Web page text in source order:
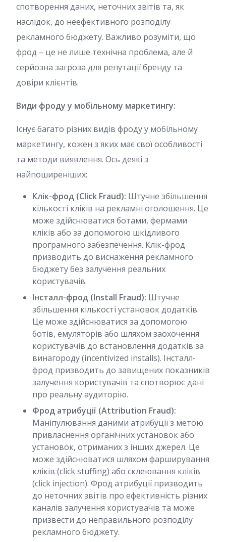
спотворення даних, неточних звітів та, як
наслідок, до неефективного розподілу
рекламного бюджету. Важливо розуміти, що
фрод – це не лише технічна проблема, але й
серйозна загроза для репутації бренду та
довіри клієнтів.
Види фроду у мобільному маркетингу:
Існує багато різних видів фроду у мобільному
маркетингу, кожен з яких має свої особливості
та методи виявлення. Ось деякі з
найпоширеніших:
Клік-фрод (Click Fraud): Штучне збільшення
кількості кліків на рекламні оголошення. Це
може здійснюватися ботами, фермами
кліків або за допомогою шкідливого
програмного забезпечення. Клік-фрод
призводить до виснаження рекламного
бюджету без залучення реальних
користувачів.
Інсталл-фрод (Install Fraud): Штучне
збільшення кількості установок додатків.
Це може здійснюватися за допомогою
ботів, емуляторів або шляхом заохочення
користувачів до встановлення додатків за
винагороду (incentivized installs). Інсталл-
фрод призводить до завищених показників
залучення користувачів та спотворює дані
про реальну аудиторію.
Фрод атрибуції (Attribution Fraud):
Маніпулювання даними атрибуції з метою
привласнення органічних установок або
установок, отриманих з інших джерел. Це
може здійснюватися шляхом фарширування
кліків (click stuffing) або склеювання кліків
(click injection). Фрод атрибуції призводить
до неточних звітів про ефективність різних
каналів залучення користувачів та може
призвести до неправильного розподілу
рекламного бюджету.